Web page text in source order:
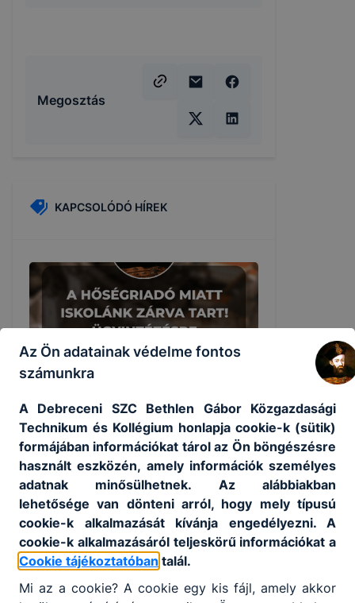
Megosztás
KAPCSOLÓDÓ HÍREK
Hőségriadó miatt az ügyeleti
nyitvatartás elmarad
A hőségriadó miatt iskolánk zárva tart!
Ügyintézésre legközelebb az augusztus
10-ei héten lesz lehetőség.
2026. aug. 3. DSZC Bethlen
Az Ön adatainak védelme fontos
számunkra
A Debreceni SZC Bethlen Gábor Közgazdasági
Technikum és Kollégium honlapja cookie-k (sütik)
formájában információkat tárol az Ön böngészésre
használt eszközén, amely információk személyes
adatnak minősülhetnek. Az alábbiakban
lehetősége van dönteni arról, hogy mely típusú
cookie-k alkalmazását kívánja engedélyezni. A
cookie-k alkalmazásáról teljeskörű információkat a
Cookie tájékoztatóban talál.
Mi az a cookie? A cookie egy kis fájl, amely akkor